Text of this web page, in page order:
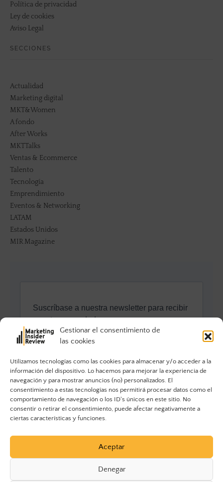
Gestionar el consentimiento de
las cookies
Utilizamos tecnologías como las cookies para almacenar y/o acceder a la
información del dispositivo. Lo hacemos para mejorar la experiencia de
navegación y para mostrar anuncios (no) personalizados. El
consentimiento a estas tecnologías nos permitirá procesar datos como el
comportamiento de navegación o los ID's únicos en este sitio. No
consentir o retirar el consentimiento, puede afectar negativamente a
ciertas características y funciones.
Aceptar
Denegar
Política de privacidad
Ley de cookies
Aviso Legal
SECCIONES
Actualidad
Marketing digital
MKT&Women
A fondo
After Works
MKTTalks
Ventas & Ecommerce
Talento
Tecnología
Emprendimiento
Eventos & Networking
LATAM
Estados Unidos
MIR Magazine